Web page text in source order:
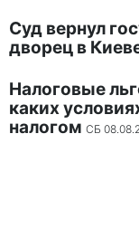
Суд вернул
дворец в
Налоговые
каких
налогомСБ